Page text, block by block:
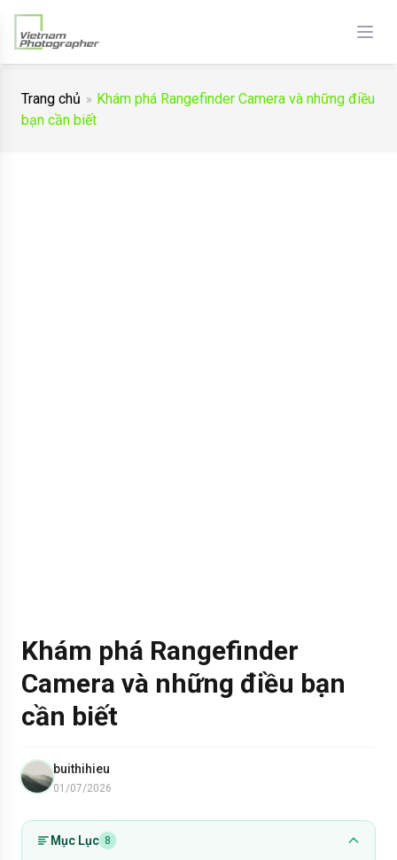
Trang chủ
Khám phá Rangefinder Camera và những điều
bạn cần biết
Khám phá Rangefinder
Camera và những điều bạn
cần biết
buithihieu
01/07/2026
Mục Lục 8